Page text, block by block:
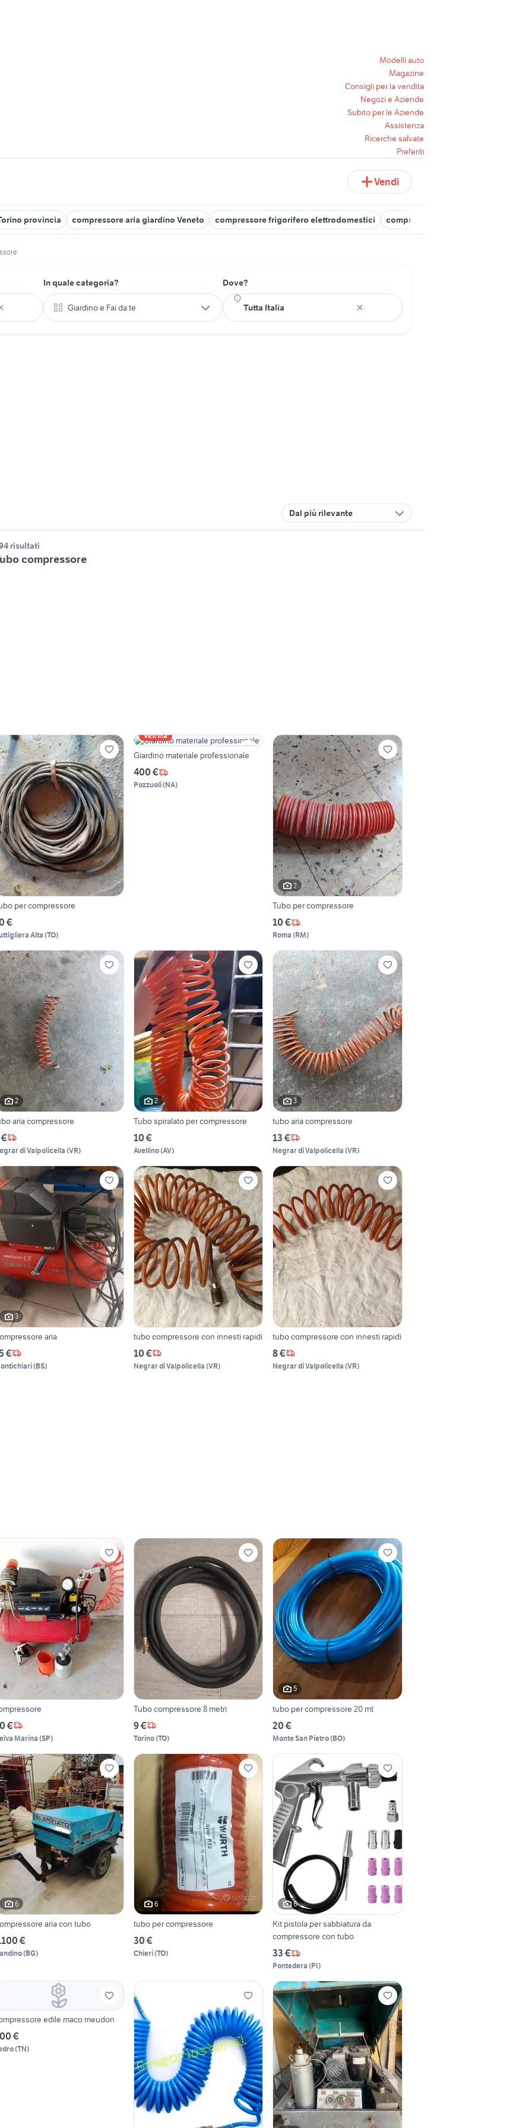
Modelli auto
Magazine
Consigli per la vendita
Negozi e Aziende
Subito per le Aziende
Assistenza
Ricerche salvate
Preferiti
Vendi
provincia compressore aria giardino Veneto compressore frigorifero elettrodomestici compressore giardino Trentino Alto
In quale categoria?
Giardino e Fai da te
Dove?
Dal più rilevante
risultati
compressore
per compressore
€
Alta (TO)
Vetrina
Giardino materiale professionale
400 €
Pozzuoli(NA)
2
Tubo per compressore
10 €
Roma (RM)
2
aria compressore
di Valpolicella (VR)
2
Tubo spiralato per compressore
10 €
Avellino(AV)
3
tubo aria compressore
13 €
Negrar di Valpolicella (VR)
3
aria
€
(BS)
tubo compressore con innesti rapidi
10 €
Negrar di Valpolicella (VR)
tubo compressore con innesti rapidi
8 €
Negrar di Valpolicella (VR)
€
Marina (SP)
Tubo compressore 8 metri
9 €
Torino(TO)
5
tubo per compressore 20 mt
20 €
Monte San Pietro(BO)
6
aria con tubo
€
(BG)
6
tubo per compressore
30 €
Chieri(TO)
6
Kit pistola per sabbiatura da
compressore con tubo
33 €
Pontedera (PI)
edile maco meudon
€
(TN)